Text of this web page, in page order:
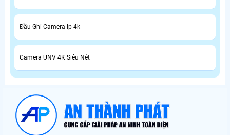
Đầu Ghi Camera Ip 4k
Camera UNV 4K Siêu Nét